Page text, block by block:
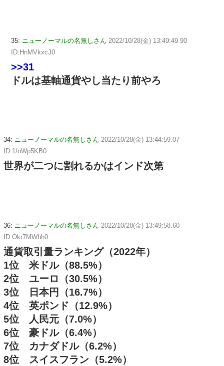
35: ニューノーマルの名無しさん 2022/10/28(金) 13:49:49.90
ID:HnMVkxcJ0
>>31
ドルは基軸通貨やし当たり前やろ
34: ニューノーマルの名無しさん 2022/10/28(金) 13:44:59.07
ID:1/oWp5KB0
世界が二つに割れるかはインド次第
36: ニューノーマルの名無しさん 2022/10/28(金) 13:49:58.60
ID:Okr7MWhh0
通貨取引量ランキング（2022年）
1位 米ドル（88.5%）
2位 ユーロ（30.5%）
3位 日本円（16.7%）
4位 英ポンド（12.9%）
5位 人民元（7.0%）
6位 豪ドル（6.4%）
7位 カナダドル（6.2%）
8位 スイスフラン（5.2%）